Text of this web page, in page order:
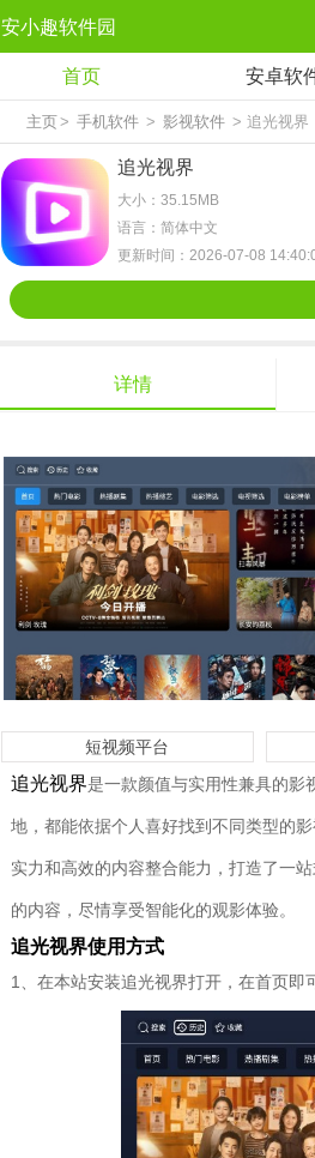
安小趣软件园
首页 安卓软
主页> 手机软件 > 影视软件 > 追光视界
追光视界
大小：35.15MB
语言：简体中文
更新时间：2026-07-08
详情
短视频平台
追光视界是一款颜值与实用性兼具的影
地，都能依据个人喜好找到不同类型的
实力和高效的内容整合能力，打造了一
的内容，尽情享受智能化的观影体验。
追光视界使用方式
1、在本站安装追光视界打开，在首页即